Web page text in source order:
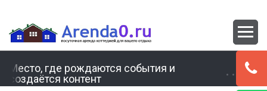
Место, где рождаются события и
создаётся контент